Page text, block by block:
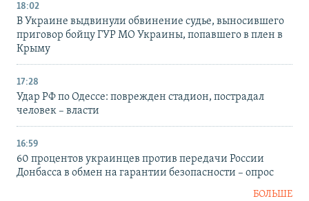
18:02
В Украине выдвинули обвинение судье, выносившего
приговор бойцу ГУР МО Украины, попавшего в плен в
Крыму
17:28
Удар РФ по Одессе: поврежден стадион, пострадал
человек – власти
16:59
60 процентов украинцев против передачи России
Донбасса в обмен на гарантии безопасности – опрос
БОЛЬШЕ